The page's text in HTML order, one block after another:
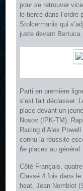
pour se retrouver
le tiercé dans
Stolcermanis qui
juste devant Bertuca.
Parti en première
s’est fait déclasser.
place devant un
Nosov (IPK-TM).
Racing d’Alex
connu la réussite
6e places au général.
Côté Français,
Classé 4 fois dans
heat, Jean Nomblot